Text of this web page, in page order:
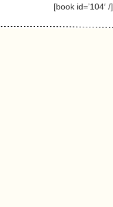
[book id=’104′ /]